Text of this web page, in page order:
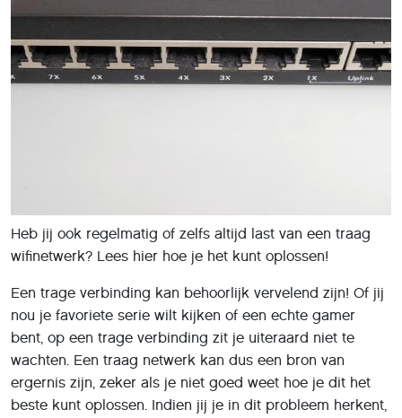
Heb jij ook regelmatig of zelfs altijd last van een traag
wifinetwerk? Lees hier hoe je het kunt oplossen!
Een trage verbinding kan behoorlijk vervelend zijn! Of jij
nou je favoriete serie wilt kijken of een echte gamer
bent, op een trage verbinding zit je uiteraard niet te
wachten. Een traag netwerk kan dus een bron van
ergernis zijn, zeker als je niet goed weet hoe je dit het
beste kunt oplossen. Indien jij je in dit probleem herkent,